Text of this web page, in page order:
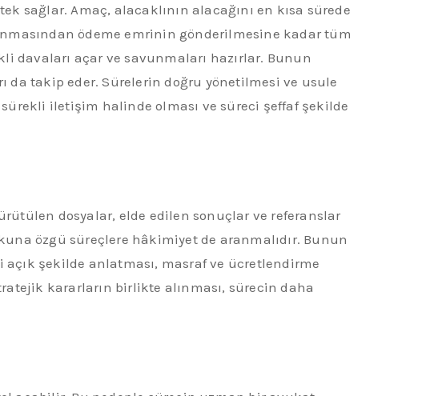
Amaç, alacaklının alacağını en kısa sürede
ödeme emrinin gönderilmesine kadar tüm
davaları açar ve savunmaları hazırlar. Bunun
da takip eder. Sürelerin doğru yönetilmesi ve usule
iletişim halinde olması ve süreci şeffaf şekilde
dosyalar, elde edilen sonuçlar ve referanslar
özgü süreçlere hâkimiyet de aranmalıdır. Bunun
şekilde anlatması, masraf ve ücretlendirme
kararların birlikte alınması, sürecin daha